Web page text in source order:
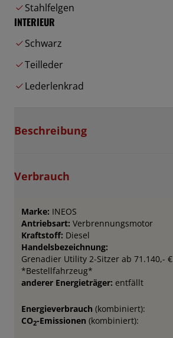
Stahlfelgen
INTERIEUR
Schwarz
Teilleder
Lederlenkrad
Beschreibung
Verbrauch
Marke: INEOS
Antriebsart: Verbrennungsmotor
Kraftstoff: Diesel
Handelsbezeichnung:
Grenadier Utility 2-Sitzer ab 71.140,- €
*Bestellfahrzeug*
anderer Energieträger: entfällt
Energieverbrauch (kombiniert):
CO2-Emissionen (kombiniert):